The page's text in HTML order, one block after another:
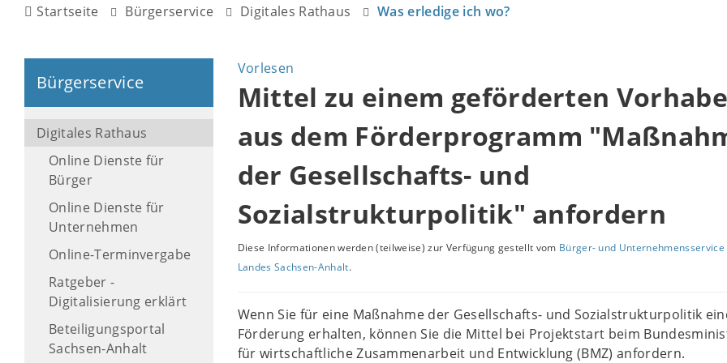
Startseite Bürgerservice Digitales Rathaus Was erledige ich wo?
Bürgerservice
Digitales Rathaus
Online Dienste für
Bürger
Online Dienste für
Unternehmen
Online-Terminvergabe
Ratgeber -
Digitalisierung erklärt
Beteiligungsportal
Sachsen-Anhalt
Vorlesen
Mittel zu einem geförderten
aus dem Förderprogramm
der Gesellschafts- und
Sozialstrukturpolitik" anfordern
Diese Informationen werden (teilweise) zur Verfügung gestellt vom Bürger- und Unternehmensservice
Landes Sachsen-Anhalt.
Wenn Sie für eine Maßnahme der Gesellschafts- und Sozialstrukturpolitik
Förderung erhalten, können Sie die Mittel bei Projektstart beim
für wirtschaftliche Zusammenarbeit und Entwicklung (BMZ) anfordern.